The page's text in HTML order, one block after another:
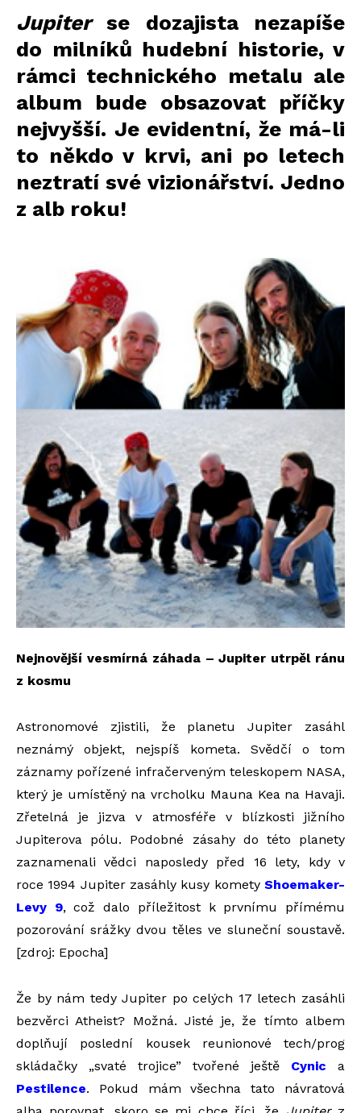
Jupiterse dozajista nezapíše
do milníků hudební historie, v
rámci technického metalu ale
album bude obsazovat příčky
nejvyšší. Je evidentní, že má-li
to někdo v krvi, ani po letech
neztratí své vizionářství. Jedno
z alb roku!
Nejnovější vesmírná záhada – Jupiter utrpěl ránu
z kosmu
Astronomové zjistili, že planetu Jupiter zasáhl
neznámý objekt, nejspíš kometa. Svědčí o tom
záznamy pořízené infračerveným teleskopem NASA,
který je umístěný na vrcholku Mauna Kea na Havaji.
Zřetelná je jizva v atmosféře v blízkosti jižního
Jupiterova pólu. Podobné zásahy do této planety
zaznamenali vědci naposledy před 16 lety, kdy v
roce 1994 Jupiter zasáhly kusy komety Shoemaker-
Levy 9, což dalo příležitost k prvnímu přímému
pozorování srážky dvou těles ve sluneční soustavě.
[zdroj: Epocha]
Že by nám tedy Jupiter po celých 17 letech zasáhli
bezvěrci Atheist? Možná. Jisté je, že tímto albem
doplňují poslední kousek reunionové tech/prog
skládačky „svaté trojice” tvořené ještě Cynic a
Pestilence. Pokud mám všechna tato návratová